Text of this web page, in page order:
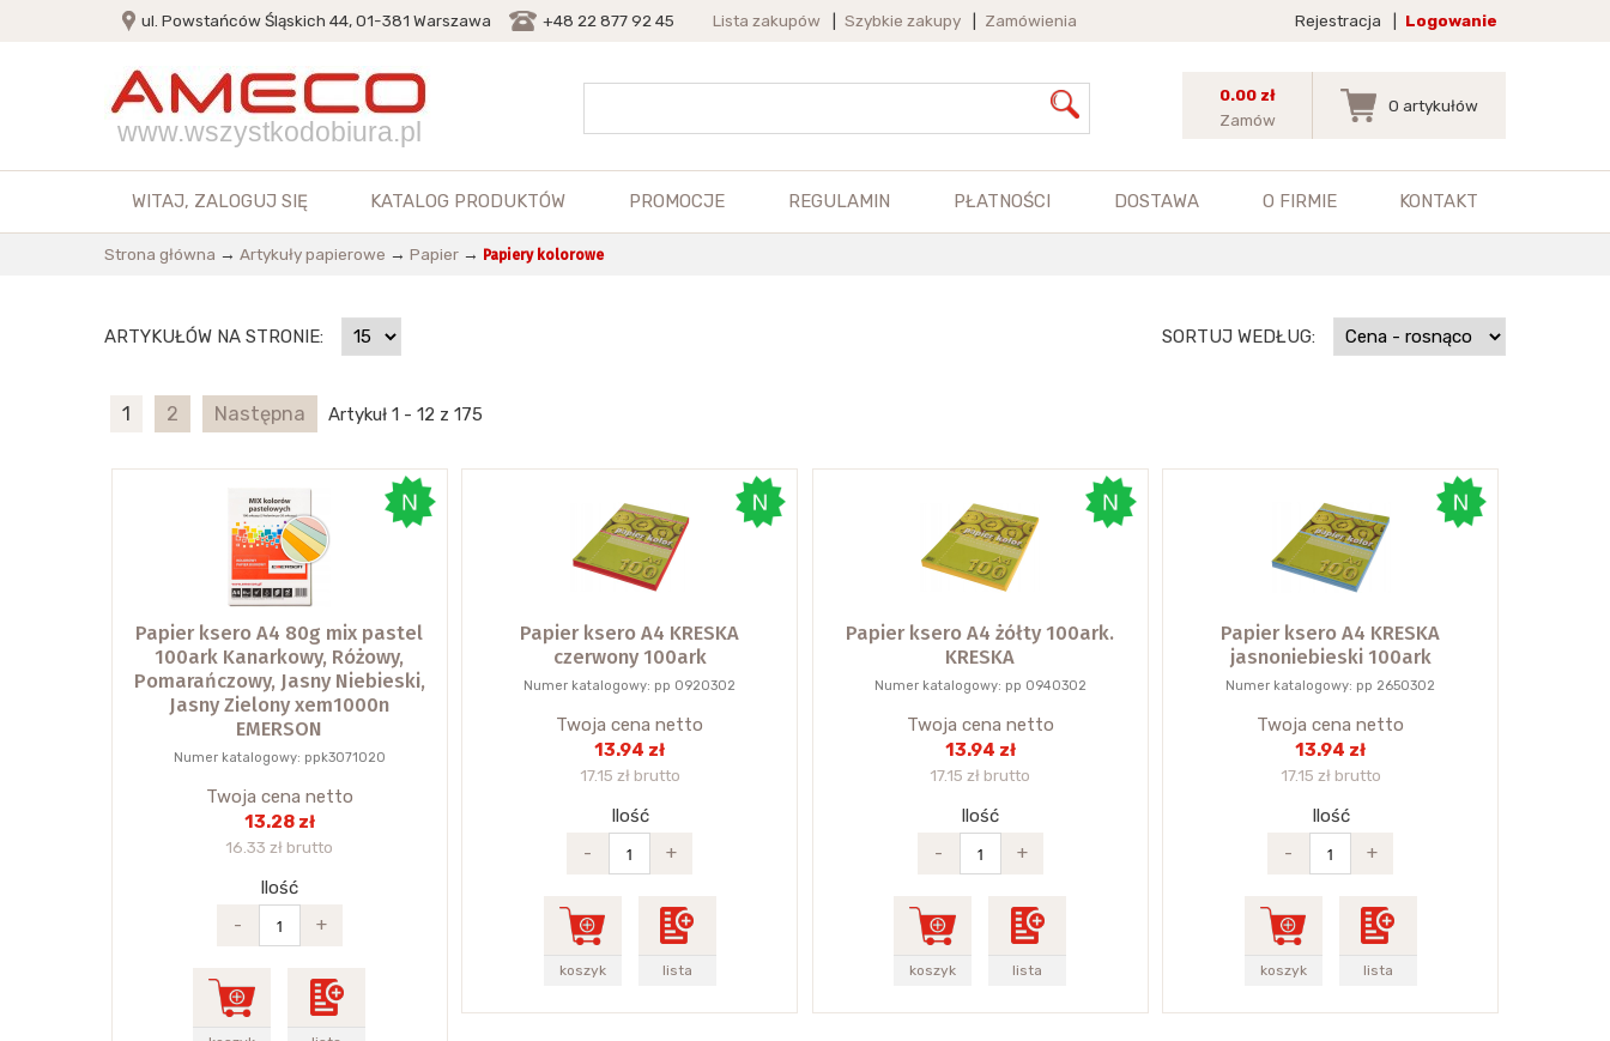
ul. Powstańców Śląskich 44, 01-381 Warszawa +48 22 877 92 45 Lista zakupów Szybkie zakupy Zamówienia Rejestracja Logowanie
www.wszystkodobiura.pl
0.00 zł
Zamów
0 artykułów
WITAJ, ZALOGUJ SIĘ KATALOG PRODUKTÓW PROMOCJE REGULAMIN PŁATNOŚCI DOSTAWA O FIRMIE KONTAKT
Strona główna → Artykuły papierowe → Papier → Papiery kolorowe
SORTUJ WEDŁUG:
ARTYKUŁÓW NA STRONIE:
1 2 Następna Artykuł 1 - 12 z 175
Papier ksero A4 80g mix pastel
100ark Kanarkowy, Różowy,
Pomarańczowy, Jasny Niebieski,
Jasny Zielony xem1000n
EMERSON
Numer katalogowy: ppk3071020
Twoja cena netto
13.28 zł
16.33 zł brutto
Ilość
-
+
Papier ksero A4 KRESKA
czerwony 100ark
Numer katalogowy: pp 0920302
Twoja cena netto
13.94 zł
17.15 zł brutto
Ilość
-
+
koszyk lista
Papier ksero A4 żółty 100ark.
KRESKA
Numer katalogowy: pp 0940302
Twoja cena netto
13.94 zł
17.15 zł brutto
Ilość
-
+
koszyk lista
Papier ksero A4 KRESKA
jasnoniebieski 100ark
Numer katalogowy: pp 2650302
Twoja cena netto
13.94 zł
17.15 zł brutto
Ilość
-
+
koszyk lista